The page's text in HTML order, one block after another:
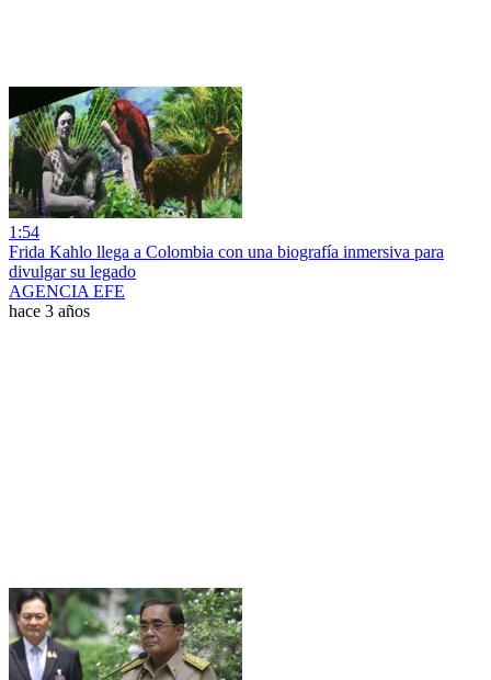
1:54
Frida Kahlo llega a Colombia con una biografía inmersiva para
divulgar su legado
AGENCIA EFE
hace 3 años